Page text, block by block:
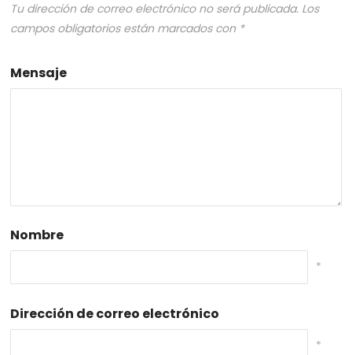
Tu dirección de correo electrónico no será publicada. Los
campos obligatorios están marcados con *
Mensaje
Nombre
*
Dirección de correo electrónico
*